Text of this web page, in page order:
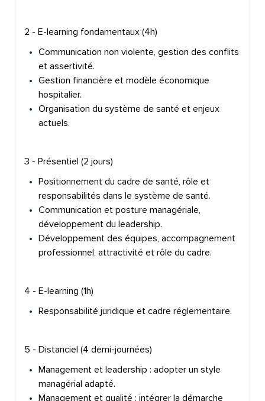
2 - E-learning fondamentaux (4h)
Communication non violente, gestion des conflits
et assertivité.
Gestion financière et modèle économique
hospitalier.
Organisation du système de santé et enjeux
actuels.
3 - Présentiel (2 jours)
Positionnement du cadre de santé, rôle et
responsabilités dans le système de santé.
Communication et posture managériale,
développement du leadership.
Développement des équipes, accompagnement
professionnel, attractivité et rôle du cadre.
4 - E-learning (1h)
Responsabilité juridique et cadre réglementaire.
5 - Distanciel (4 demi-journées)
Management et leadership : adopter un style
managérial adapté.
Management et qualité : intégrer la démarche